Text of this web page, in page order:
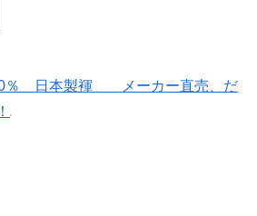
％ 日本製褌 メーカー直売、だ